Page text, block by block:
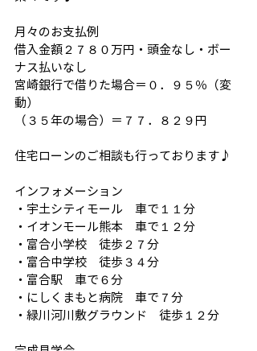
月々のお支払例
借入金額２７８０万円・頭金なし・ボー
ナス払いなし
宮崎銀行で借りた場合＝０．９５％（変
動）
（３５年の場合）＝７７．８２９円
住宅ローンのご相談も行っております♪
インフォメーション
・宇土シティモール　車で１１分
・イオンモール熊本　車で１２分
・富合小学校　徒歩２７分
・富合中学校　徒歩３４分
・富合駅　車で６分
・にしくまもと病院　車で７分
・緑川河川敷グラウンド　徒歩１２分